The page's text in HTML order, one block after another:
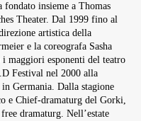
fondato insieme a Thomas
Theater. Dal 1999 fino al
artistica della
e la coreografa Sasha
maggiori esponenti del teatro
Festival nel 2000 alla
Germania. Dalla stagione
e Chief-dramaturg del Gorki,
dramaturg. Nell’estate